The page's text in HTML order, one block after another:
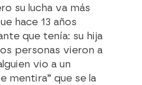
su lucha va más
hace 13 años
que tenía: su hija
personas vieron a
vio a un
mentira” que se la